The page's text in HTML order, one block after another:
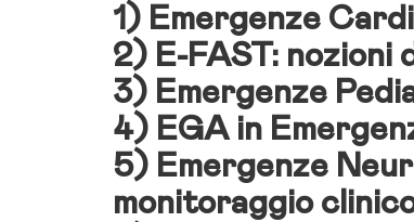
1) Emergenze
2) E-FAST: nozioni
3) Emergenze
4) EGA in
5) Emergenze
monitoraggio